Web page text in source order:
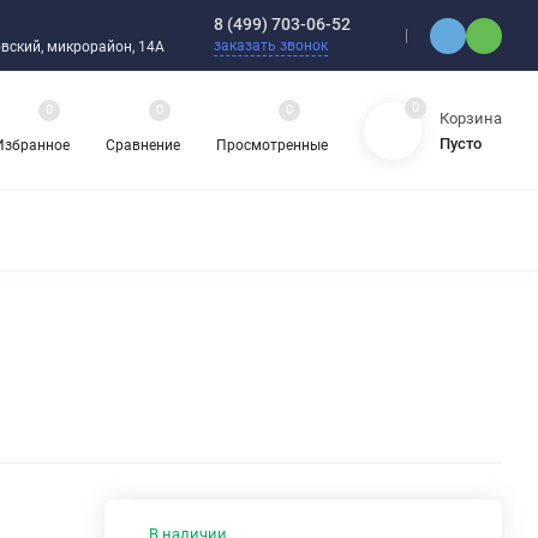
микрорайон, 14А
8 (499) 703-06-52
заказать звонок
0
Сравнение
0
Просмотренные
0 0
Корзина
Пусто
В наличии